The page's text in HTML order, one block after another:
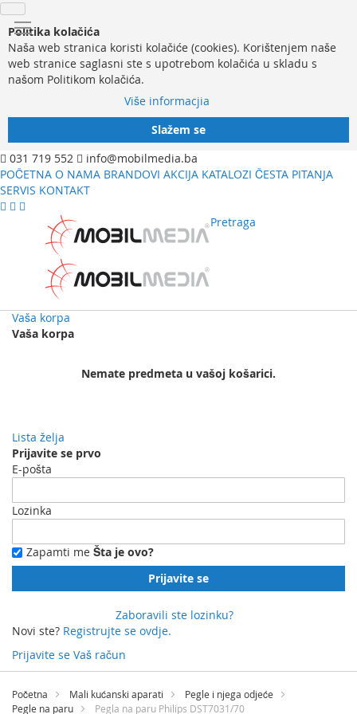
Politika kolačića
Naša web stranica koristi kolačiće (cookies). Korištenjem naše
web stranice saglasni ste s upotrebom kolačića u skladu s
našom Politikom kolačića.
Više informacjia
Slažem se
031 719 552
info@mobilmedia.ba
POČETNA O NAMA BRANDOVI AKCIJA KATALOZI ČESTA PITANJA
SERVIS KONTAKT
Pretraga
Vaša korpa
Vaša korpa
Nemate predmeta u vašoj košarici.
Lista želja
Prijavite se prvo
E-pošta
Lozinka
Zapamti me Šta je ovo?
Prijavite se
Zaboravili ste lozinku?
Novi ste? Registrujte se ovdje.
Prijavite se Vaš račun
Preskočite
sadržaj
Početna Mali kućanski aparati
Pegle i njega odjeće
Pegle na paru
Pegla na paru Philips DST7031/70